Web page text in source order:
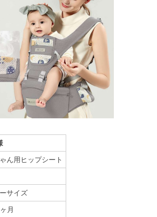
ん用ヒップシート
サイズ
月